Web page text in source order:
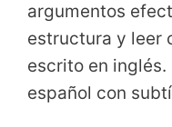
argumentos
estructura y leer
escrito en
español con